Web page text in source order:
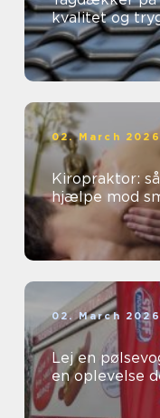
kvalitet og
02. March 2026
Kiropraktor:
hjælpe mod
02. March 2026
Lej en
en oplevelse